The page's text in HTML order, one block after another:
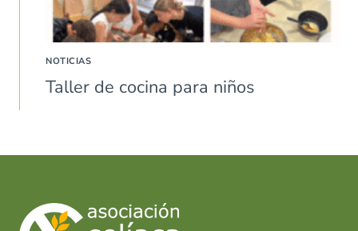
NOTICIAS
Taller de cocina para niños